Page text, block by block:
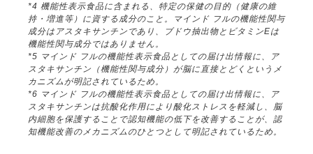
*4 機能性表示食品に含まれる、特定の保健の目的（健康の維
持・増進等）に資する成分のこと。マインド フルの機能性関与
成分はアスタキサンチンであり、ブドウ抽出物とビタミンEは
機能性関与成分ではありません。
*5 マインド フルの機能性表示食品としての届け出情報に、ア
スタキサンチン（機能性関与成分）が脳に直接とどくというメ
カニズムが明記されているため。
*6 マインド フルの機能性表示食品としての届け出情報に、ア
スタキサンチンは抗酸化作用により酸化ストレスを軽減し、脳
内細胞を保護することで認知機能の低下を改善することが、認
知機能改善のメカニズムのひとつとして明記されているため。